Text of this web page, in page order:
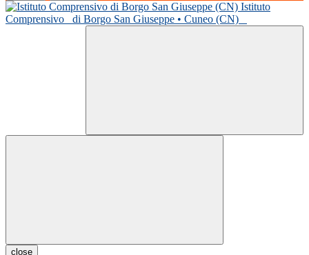
Istituto
Comprensivo
di Borgo San Giuseppe • Cuneo (CN)
close